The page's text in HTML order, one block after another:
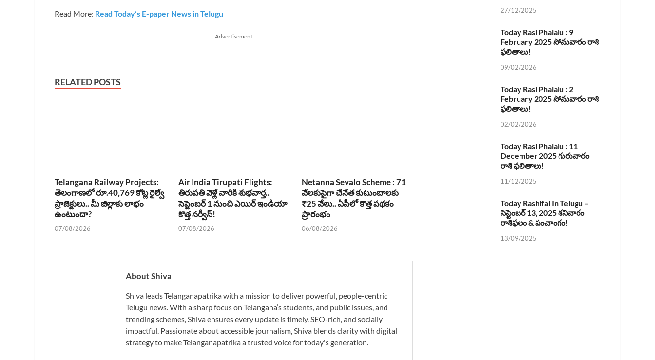
Read More: Read Today’s E-paper News in Telugu
Advertisement
RELATED POSTS
Telangana Railway Projects:
తెలంగాణలో రూ.40,769 కోట్ల రైల్వే
ప్రాజెక్టులు.. మీ జిల్లాకు లాభం
ఉంటుందా?
07/08/2026
Air India Tirupati Flights:
తిరుపతి వెళ్లే వారికి శుభవార్త..
సెప్టెంబర్ 1 నుంచి ఎయిర్ ఇండియా
కొత్త సర్వీస్!
07/08/2026
Netanna Sevalo Scheme : 71
వేలకుపైగా చేనేత కుటుంబాలకు
₹25 వేలు.. ఏపీలో కొత్త పథకం
ప్రారంభం
06/08/2026
About Shiva
Shiva leads Telanganapatrika with a mission to deliver powerful, people-centric
Telugu news. With a sharp focus on Telangana’s students, and public issues, and
trending schemes, Shiva ensures every update is timely, SEO-rich, and socially
impactful. Passionate about accessible journalism, Shiva blends clarity with digital
strategy to make Telanganapatrika a trusted voice for today's generation.
27/12/2025
Today Rasi Phalalu : 9
February 2025 సోమవారం రాశి
ఫలితాలు!
09/02/2026
Today Rasi Phalalu : 2
February 2025 సోమవారం రాశి
ఫలితాలు!
02/02/2026
Today Rasi Phalalu : 11
December 2025 గురువారం
రాశి ఫలితాలు!
11/12/2025
Today Rashifal In Telugu –
సెప్టెంబర్ 13, 2025 శనివారం
రాశిఫలం & పంచాంగం!
13/09/2025